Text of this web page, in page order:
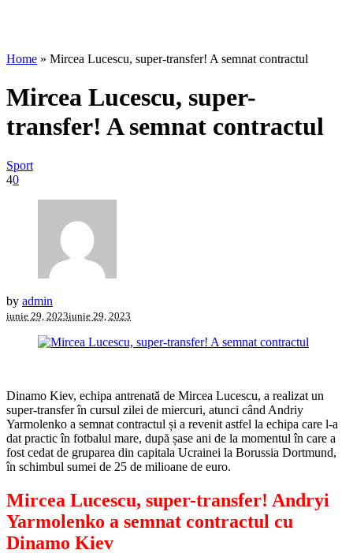
Home » Mircea Lucescu, super-transfer! A semnat contractul
Mircea Lucescu, super-
transfer! A semnat contractul
Sport
40
by admin
iunie 29, 2023iunie 29, 2023
Dinamo Kiev, echipa antrenată de Mircea Lucescu, a realizat un
super-transfer în cursul zilei de miercuri, atunci când Andriy
Yarmolenko a semnat contractul și a revenit astfel la echipa care l-a
dat practic în fotbalul mare, după șase ani de la momentul în care a
fost cedat de gruparea din capitala Ucrainei la Borussia Dortmund,
în schimbul sumei de 25 de milioane de euro.
Mircea Lucescu, super-transfer! Andryi
Yarmolenko a semnat contractul cu
Dinamo Kiev